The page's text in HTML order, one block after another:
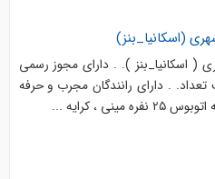
(اسکانیا_بنز)
( اسکانیا_بنز ). . دارای مجوز رسمی
. دارای رانندگان مجرب و حرفه
، کرایه ...